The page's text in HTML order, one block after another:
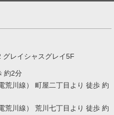
レイシャスグレイ5F
約2分
荒川線） 町屋二丁目より 徒歩 約
荒川線） 荒川七丁目より 徒歩 約